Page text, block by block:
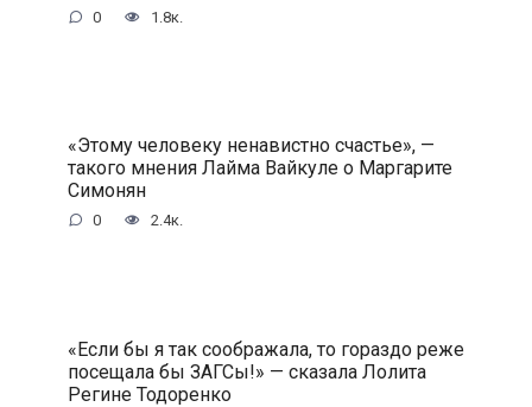
0 1.8к.
«Этому человеку ненавистно счастье», —
такого мнения Лайма Вайкуле о Маргарите
Симонян
0 2.4к.
«Если бы я так соображала, то гораздо реже
посещала бы ЗАГСы!» — сказала Лолита
Регине Тодоренко